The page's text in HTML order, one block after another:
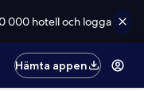
000 hotell och logga
Hämta appen